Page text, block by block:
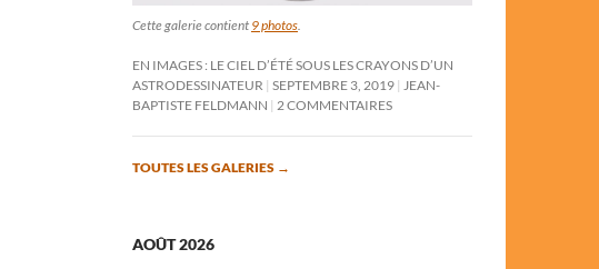
Cette galerie contient 9 photos
EN IMAGES : LE CIEL D’ÉTÉ SOUS LES CRAYONS D’UN
ASTRODESSINATEUR SEPTEMBRE 3, 2019
JEAN-
BAPTISTE FELDMANN
2 COMMENTAIRES
TOUTES LES GALERIES →
AOÛT 2026